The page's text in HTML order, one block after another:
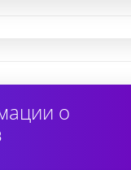
о